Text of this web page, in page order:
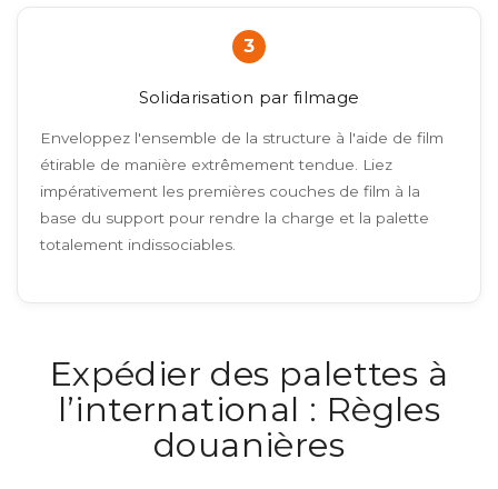
3
Solidarisation par filmage
Enveloppez l'ensemble de la structure à l'aide de film
étirable de manière extrêmement tendue. Liez
impérativement les premières couches de film à la
base du support pour rendre la charge et la palette
totalement indissociables.
Expédier des palettes à
l’international : Règles
douanières